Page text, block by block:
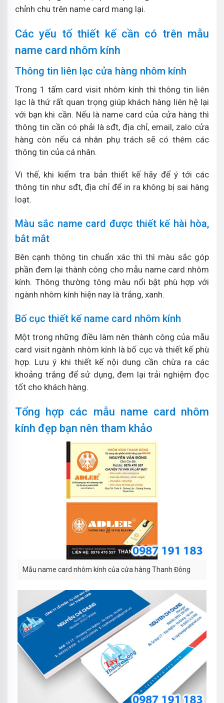
chỉnh chu trên name card mang lại.
Các yếu tố thiết kế cần có trên mẫu
name card nhôm kính
Thông tin liên lạc cửa hàng nhôm kính
Trong 1 tấm card visit nhôm kính thì thông tin liên
lạc là thứ rất quan trọng giúp khách hàng liên hệ lại
với bạn khi cần. Nếu là name card của cửa hàng thì
thông tin cần có phải là sđt, địa chỉ, email, zalo cửa
hàng còn nếu cá nhân phụ trách sẽ có thêm các
thông tin của cá nhân.
Vì thế, khi kiểm tra bản thiết kế hãy để ý tới các
thông tin như sđt, địa chỉ để in ra không bị sai hàng
loạt.
Màu sắc name card được thiết kế hài hòa,
bắt mắt
Bên cạnh thông tin chuẩn xác thì thì màu sắc góp
phần đem lại thành công cho mẫu name card nhôm
kính. Thông thường tông màu nổi bật phù hợp với
ngành nhôm kính hiện nay là trắng, xanh.
Bố cục thiết kế name card nhôm kính
Một trong những điều làm nên thành công của mẫu
card visit ngành nhôm kính là bố cục và thiết kế phù
hợp. Lưu ý khi thiết kế nội dung cần chừa ra các
khoảng trắng để sử dụng, đem lại trải nghiệm đọc
tốt cho khách hàng.
Tổng hợp các mẫu name card nhôm
kính đẹp bạn nên tham khảo
Mẫu name card nhôm kính của cửa hàng Thanh Đông